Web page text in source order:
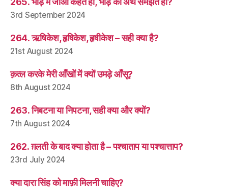
3rd September 2024
264. ऋषिकेश, हृषिकेश, हृषीकेश – सही क्या है?
21st August 2024
क़त्ल करके मेरी आँखों में क्यों उमड़े आँसू?
8th August 2024
263. निबटना या निपटना, सही क्या और क्यों?
7th August 2024
262. ग़लती के बाद क्या होता है – पश्चाताप या पश्चात्ताप?
23rd July 2024
क्या दारा सिंह को माफ़ी मिलनी चाहिए?